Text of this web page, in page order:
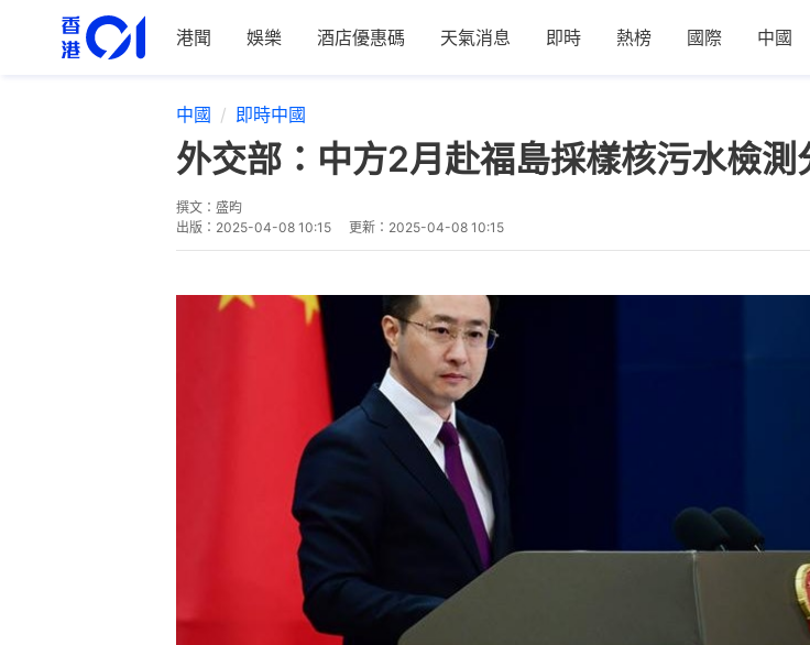
港聞 娛樂 酒店優惠碼 天氣消息 即時 熱榜 國際 中國
中國 即時中國
外交部：中方2月赴福島採樣核污水檢
撰文： 盛昀
出版： 2025-04-08 10:15 更新： 2025-04-08 10:15